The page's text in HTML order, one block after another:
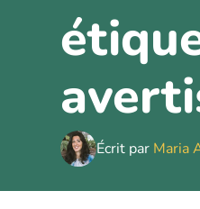
Écrit par Maria